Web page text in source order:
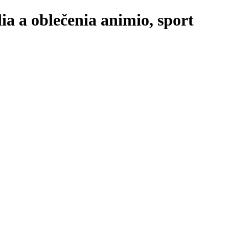
a oblečenia animio, sport